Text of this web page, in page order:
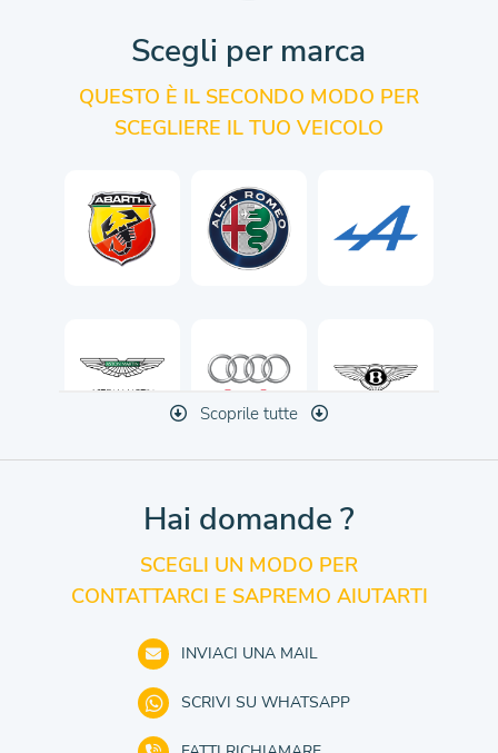
Scegli per marca
QUESTO È IL SECONDO MODO PER
SCEGLIERE IL TUO VEICOLO
Scoprile tutte
Hai domande ?
SCEGLI UN MODO PER
CONTATTARCI E SAPREMO AIUTARTI
INVIACI UNA MAIL
SCRIVI SU WHATSAPP